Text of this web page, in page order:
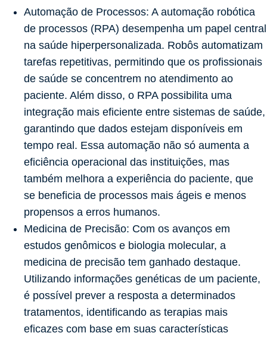
Automação de Processos: A automação robótica
de processos (RPA) desempenha um papel central
na saúde hiperpersonalizada. Robôs automatizam
tarefas repetitivas, permitindo que os profissionais
de saúde se concentrem no atendimento ao
paciente. Além disso, o RPA possibilita uma
integração mais eficiente entre sistemas de saúde,
garantindo que dados estejam disponíveis em
tempo real. Essa automação não só aumenta a
eficiência operacional das instituições, mas
também melhora a experiência do paciente, que
se beneficia de processos mais ágeis e menos
propensos a erros humanos.
Medicina de Precisão: Com os avanços em
estudos genômicos e biologia molecular, a
medicina de precisão tem ganhado destaque.
Utilizando informações genéticas de um paciente,
é possível prever a resposta a determinados
tratamentos, identificando as terapias mais
eficazes com base em suas características